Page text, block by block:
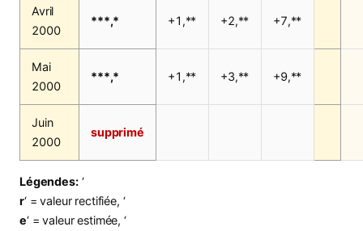
Avril
2000
***,* +1,** +2,** +7,**
Mai
2000
***,* +1,** +3,** +9,**
Juin
2000
supprimé
Légendes:‘
r‘ = valeur rectifiée, ‘
e‘ = valeur estimée, ‘